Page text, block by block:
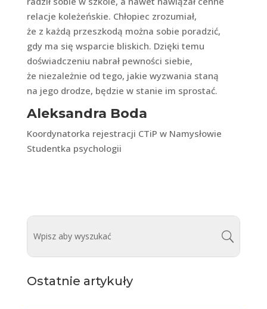
relacje koleżeńskie. Chłopiec zrozumiał,
że z każdą przeszkodą można sobie poradzić,
gdy ma się wsparcie bliskich. Dzięki temu
doświadczeniu nabrał pewności siebie,
że niezależnie od tego, jakie wyzwania staną
na jego drodze, będzie w stanie im sprostać.
Aleksandra Boda
Koordynatorka rejestracji CTiP w Namysłowie
Studentka psychologii
Ostatnie artykuły